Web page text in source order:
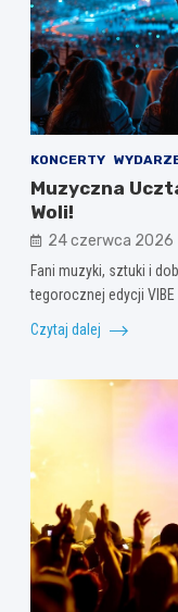
KONCERTY
Muzyczna
Woli!
24 czerwca 2026
Fani muzyki, sztuki i
tegorocznej edycji VIBE
Czytaj dalej